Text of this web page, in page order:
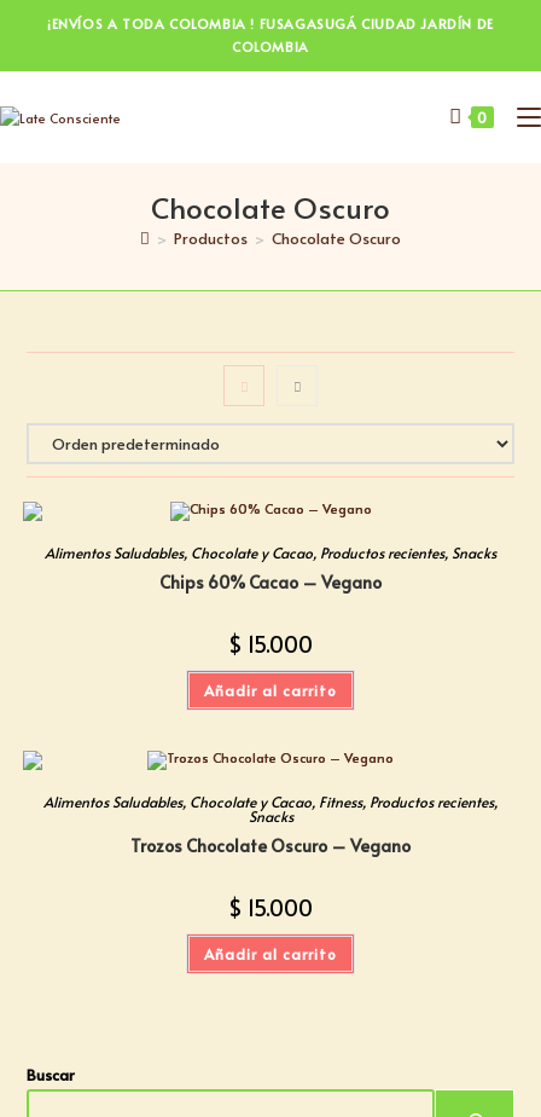
¡ENVÍOS A TODA COLOMBIA ! FUSAGASUGÁ CIUDAD JARDÍN DE
COLOMBIA
0
Chocolate Oscuro
> Productos > Chocolate Oscuro
Alimentos Saludables, Chocolate y Cacao, Productos recientes, Snacks
Chips 60% Cacao – Vegano
$ 15.000
Añadir al carrito
Alimentos Saludables, Chocolate y Cacao, Fitness, Productos recientes,
Snacks
Trozos Chocolate Oscuro – Vegano
$ 15.000
Añadir al carrito
Buscar